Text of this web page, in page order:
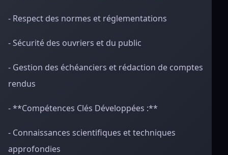
- Respect des normes et réglementations
- Sécurité des ouvriers et du public
- Gestion des échéanciers et rédaction de comptes
rendus
- **Compétences Clés Développées :**
- Connaissances scientifiques et techniques
approfondies